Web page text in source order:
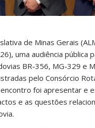
de Minas Gerais
uma audiência pública
BR-356, MG-329 e
pelo Consórcio
foi apresentar e
e as questões